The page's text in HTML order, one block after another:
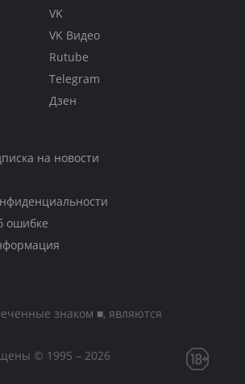
VK
VK Видео
Rutube
Telegram
Дзен
на новости
ошибке
знаком ■, являются
© 1995 – 2026